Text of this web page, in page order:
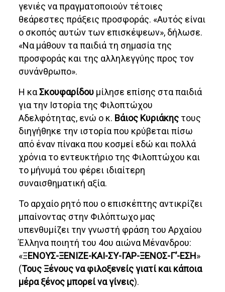
γενιές να πραγματοποιούν τέτοιες
θεάρεστες πράξεις προσφοράς. «Αυτός είναι
ο σκοπός αυτών των επισκέψεων», δήλωσε.
«Να μάθουν τα παιδιά τη σημασία της
προσφοράς και της αλληλεγγύης προς τον
συνάνθρωπο».
Η καΣκουφαρίδου μίλησε επίσης στα παιδιά
για την Ιστορία της Φιλοπτώχου
Αδελφότητας, ενώ ο κ. Βάιος Κυριάκης τους
διηγήθηκε την ιστορία που κρύβεται πίσω
από έναν πίνακα που κοσμεί εδώ και πολλά
χρόνια το εντευκτήριο της Φιλοπτώχου και
το μήνυμά του φέρει ιδιαίτερη
συναισθηματική αξία.
Το αρχαίο ρητό που ο επισκέπτης αντικρίζει
μπαίνοντας στην Φιλόπτωχο μας
υπενθυμίζει την γνωστή φράση του Αρχαίου
Έλληνα ποιητή του 4ου αιώνα Μένανδρου:
«ΞΕΝΟΥΣ-ΞΕΝΙΖΕ-ΚΑΙ-ΣΥ-ΓΑΡ-ΞΕΝΟΣ-Γ’-ΕΣΗ»
(Τους Ξένους να φιλοξενείς γιατί και κάποια
μέρα ξένος μπορεί να γίνεις).